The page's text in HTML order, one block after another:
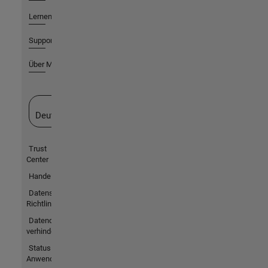
Lernen
Support
Über MathWorks
Deutschland
Trust
Center
Handelsmarken
Datenschutz-
Richtlinien
Datendiebstahl
verhindern
Status von
Anwendungen